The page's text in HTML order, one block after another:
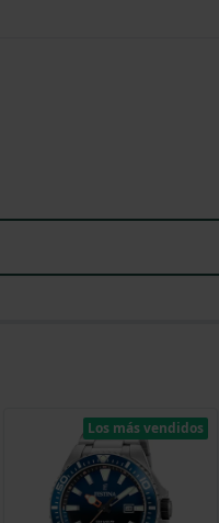
Los más vendidos